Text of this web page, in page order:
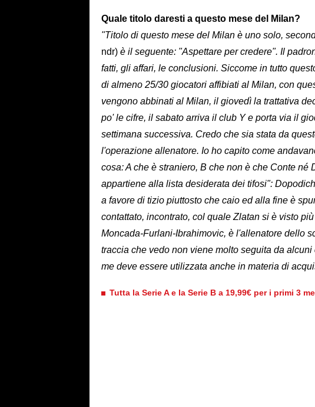
Quale titolo daresti a questo mese del Milan?
"Titolo di questo mese del Milan è uno solo,
ndr) è il seguente: "Aspettare per credere". Il
fatti, gli affari, le conclusioni. Siccome in tutto
di almeno 25/30 giocatori affibiati al Milan, con
vengono abbinati al Milan, il giovedì la trattativa
po' le cifre, il sabato arriva il club Y e porta via il
settimana successiva. Credo che sia stata da
l'operazione allenatore. Io ho capito come
cosa: A che è straniero, B che non è che Conte né
appartiene alla lista desiderata dei tifosi":
a favore di tizio piuttosto che caio ed alla fine è
contattato, incontrato, col quale Zlatan si è visto
Moncada-Furlani-Ibrahimovic, è l'allenatore dello
traccia che vedo non viene molto seguita da
me deve essere utilizzata anche in materia di
Tutta la Serie A e la Serie B a 19,99€ per i primi 3